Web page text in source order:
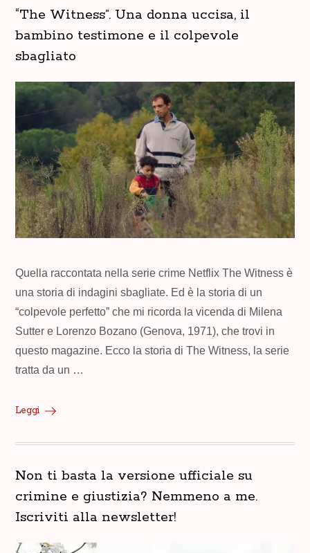
“The Witness”. Una donna uccisa, il
bambino testimone e il colpevole
sbagliato
Quella raccontata nella serie crime Netflix The Witness è
una storia di indagini sbagliate. Ed è la storia di un
“colpevole perfetto” che mi ricorda la vicenda di Milena
Sutter e Lorenzo Bozano (Genova, 1971), che trovi in
questo magazine. Ecco la storia di The Witness, la serie
tratta da un …
Leggi
Non ti basta la versione ufficiale su
crimine e giustizia? Nemmeno a me.
Iscriviti alla newsletter!